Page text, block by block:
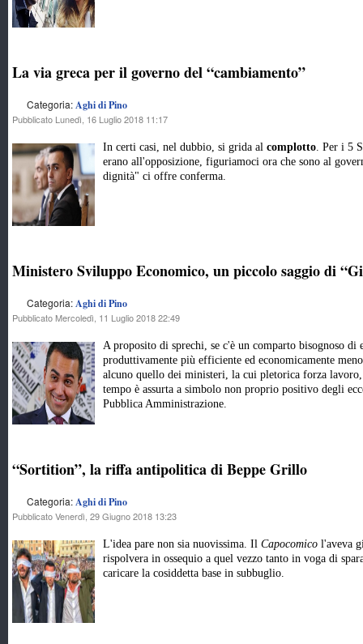
La via greca per il governo del “cambiamento”
Categoria:Aghi di Pino
Pubblicato Lunedì, 16 Luglio 2018 11:17
In certi casi, nel dubbio, si grida al complotto. Per i 5
erano all'opposizione, figuriamoci ora che sono al
dignità" ci offre conferma.
Ministero Sviluppo Economico, un piccolo saggio di
Categoria:Aghi di Pino
Pubblicato Mercoledì, 11 Luglio 2018 22:49
A proposito di sprechi, se c'è un comparto bisognoso di
produttivamente più efficiente ed economicamente
alcuno quello dei ministeri, la cui pletorica forza
tempo è assurta a simbolo non proprio positivo degli
Pubblica Amministrazione.
“Sortition”, la riffa antipolitica di Beppe Grillo
Categoria:Aghi di Pino
Pubblicato Venerdì, 29 Giugno 2018 13:23
L'idea pare non sia nuovissima. Il Capocomico l'aveva
rispolvera in ossequio a quel vezzo tanto in voga di
caricare la cosiddetta base in subbuglio.